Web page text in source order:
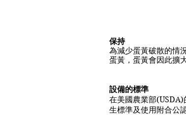
保持
為減少蛋黃破散的情
蛋黃，蛋黃會因此擴
設備的標準
在美國農業部
生標準及使用附合公